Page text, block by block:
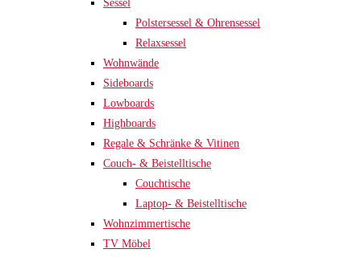
Sessel
Polstersessel & Ohrensessel
Relaxsessel
Wohnwände
Sideboards
Lowboards
Highboards
Regale & Schränke & Vitinen
Couch- & Beistelltische
Couchtische
Laptop- & Beistelltische
Wohnzimmertische
TV Möbel